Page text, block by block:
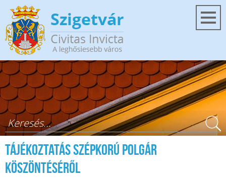
Ugrás a tartalomra
Keresés űrlap
Tájékoztatás szépkorú polgár
köszöntéséről